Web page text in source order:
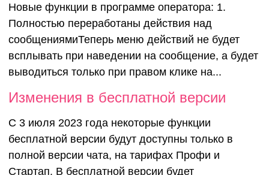
Новые функции в программе оператора: 1.
Полностью переработаны действия над
сообщениямиТеперь меню действий не будет
всплывать при наведении на сообщение, а будет
выводиться только при правом клике на...
Изменения в бесплатной версии
С 3 июля 2023 года некоторые функции
бесплатной версии будут доступны только в
полной версии чата, на тарифах Профи и
Стартап. В бесплатной версии будет